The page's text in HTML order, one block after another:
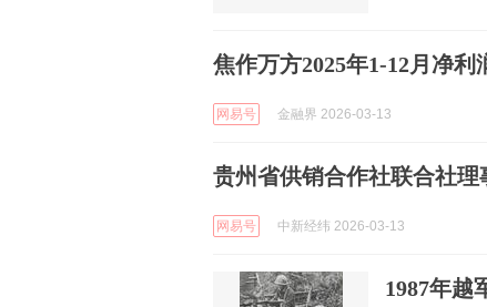
焦作万方2025年1-12月净利
网易号 金融界 2026-03-13
贵州省供销合作社联合社
网易号 中新经纬 2026-03-13
1987年越